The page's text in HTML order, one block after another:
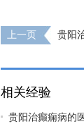
上一页
贵阳
相关经验
贵阳治癫痫病的